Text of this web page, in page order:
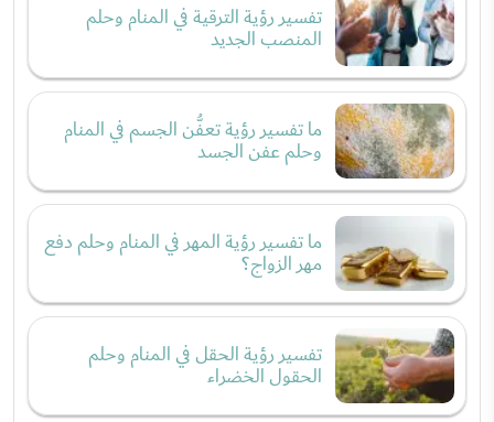
تفسير رؤية الترقية في المنام وحلم
المنصب الجديد
ما تفسير رؤية تعفُّن الجسم في المنام
وحلم عفن الجسد
ما تفسير رؤية المهر في المنام وحلم دفع
مهر الزواج؟
تفسير رؤية الحقل في المنام وحلم
الحقول الخضراء